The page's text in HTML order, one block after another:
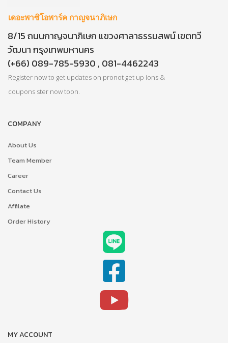
เดอะพาซิโอพาร์ค กาญจนาภิเษก
8/15 ถนนกาญจนาภิเษก แขวงศาลาธรรมสพน์ เขตทวี
วัฒนา กรุงเทพมหานคร
(+66) 089-785-5930 , 081-4462243
Register now to get updates on pronot get up ions &
coupons ster now toon.
COMPANY
About Us
Team Member
Career
Contact Us
Affilate
Order History
MY ACCOUNT